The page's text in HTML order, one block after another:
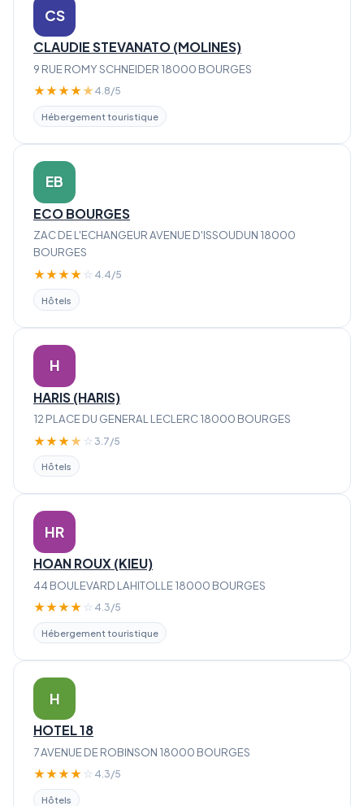
CS
CLAUDIE STEVANATO (MOLINES)
9 RUE ROMY SCHNEIDER 18000 BOURGES
★★★★★ 4.8/5
Hébergement touristique
EB
ECO BOURGES
ZAC DE L'ECHANGEUR AVENUE D'ISSOUDUN 18000
BOURGES
★★★★ ☆ 4.4/5
Hôtels
H
HARIS (HARIS)
12 PLACE DU GENERAL LECLERC 18000 BOURGES
★★★★ ☆ 3.7/5
Hôtels
HR
HOAN ROUX (KIEU)
44 BOULEVARD LAHITOLLE 18000 BOURGES
★★★★ ☆ 4.3/5
Hébergement touristique
H
HOTEL 18
7 AVENUE DE ROBINSON 18000 BOURGES
★★★★ ☆ 4.3/5
Hôtels